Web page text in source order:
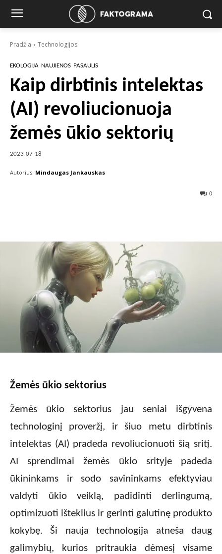
Pradžia Technologijos
EKOLOGIJA NAUJIENOS PASAULIS
Kaip dirbtinis intelektas
(AI) revoliucionuoja
žemės ūkio sektorių
2023-07-18
Autorius: Mindaugas Jankauskas
0
Žemės ūkio sektorius
Žemės ūkio sektorius jau seniai išgyvena
technologinį proveržį, ir šiuo metu dirbtinis
intelektas (AI) pradeda revoliucionuoti šią sritį.
AI sprendimai žemės ūkio srityje padeda
ūkininkams ir sodo savininkams efektyviau
valdyti ūkio veiklą, padidinti derlingumą,
optimizuoti išteklius ir gerinti galutinę produkto
kokybę. Ši nauja technologija atneša daug
galimybių, kurios pritraukia dėmesį visame